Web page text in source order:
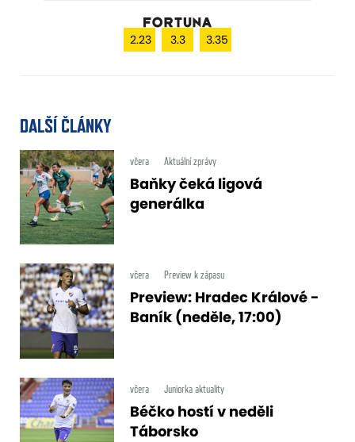
2.23 3.3 3.35
DALŠÍ ČLÁNKY
včera Aktuální zprávy
Baňky čeká ligová
generálka
včera Preview k zápasu
Preview: Hradec Králové -
Baník (neděle, 17:00)
včera Juniorka aktuality
Béčko hostí v neděli
Táborsko